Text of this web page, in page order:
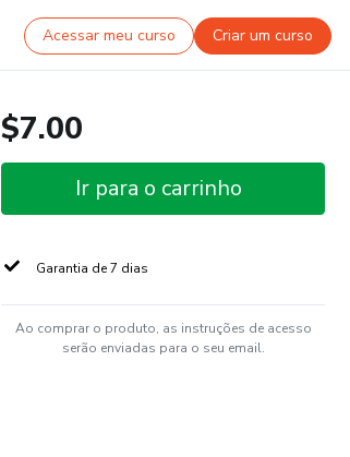
Acessar meu curso Criar um curso
$7.00
Ir para o carrinho
Garantia de 7 dias
Ao comprar o produto, as instruções de acesso
serão enviadas para o seu email.